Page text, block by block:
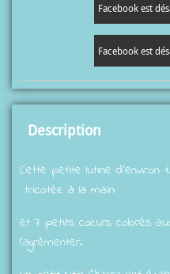
Facebook est
Facebook est
Description
Cette petite lutine d'environ
tricotée à la main
et 7 petits cœurs colorés
l'agrémenter.